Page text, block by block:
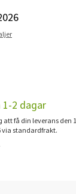
2 dagar
få din leverans den
via standardfrakt.